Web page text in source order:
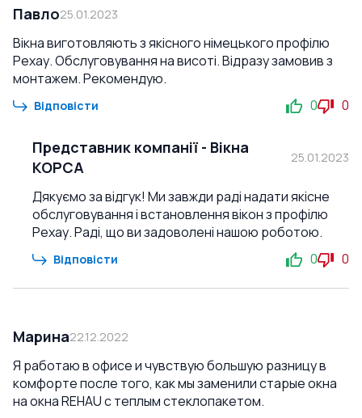
Павло25.01.2023
Вікна виготовляють з якісного німецького профілю
Рехау. Обслуговування на висоті. Відразу замовив з
монтажем. Рекомендую.
Відповісти 0 0
Представник компанії - Вікна
КОРСА
25.01.2023
Дякуємо за відгук! Ми завжди раді надати якісне
обслуговування і встановлення вікон з профілю
Рехау. Раді, що ви задоволені нашою роботою.
Відповісти 0 0
Марина22.12.2022
Я работаю в офисе и чувствую большую разницу в
комфорте после того, как мы заменили старые окна
на окна REHAU с теплым стеклопакетом.